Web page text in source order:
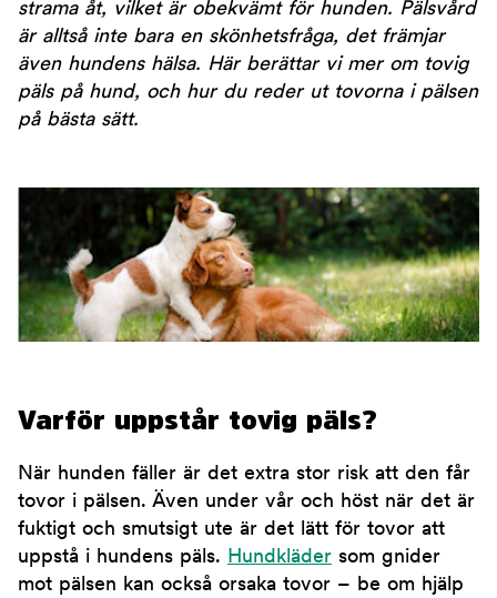
strama åt, vilket är obekvämt för hunden. Pälsvård
är alltså inte bara en skönhetsfråga, det främjar
även hundens hälsa. Här berättar vi mer om tovig
päls på hund, och hur du reder ut tovorna i pälsen
på bästa sätt.
Varför uppstår tovig päls?
När hunden fäller är det extra stor risk att den får
tovor i pälsen. Även under vår och höst när det är
fuktigt och smutsigt ute är det lätt för tovor att
uppstå i hundens päls. Hundkläder som gnider
mot pälsen kan också orsaka tovor – be om hjälp